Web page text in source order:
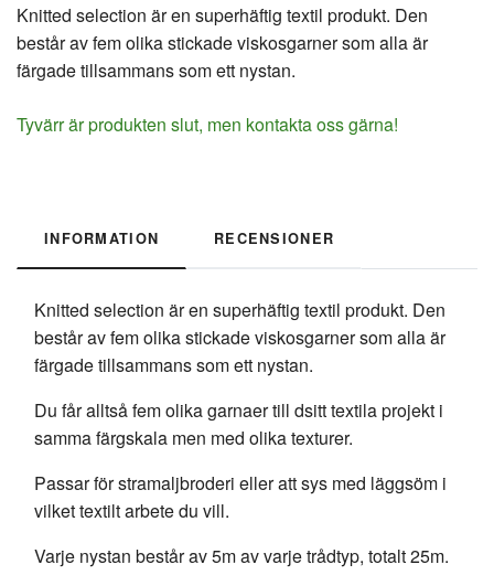
Knitted selection är en superhäftig textil produkt. Den
består av fem olika stickade viskosgarner som alla är
färgade tillsammans som ett nystan.
Tyvärr är produkten slut, men kontakta oss gärna!
INFORMATION RECENSIONER
Knitted selection är en superhäftig textil produkt. Den
består av fem olika stickade viskosgarner som alla är
färgade tillsammans som ett nystan.
Du får alltså fem olika garnaer till dsitt textila projekt i
samma färgskala men med olika texturer.
Passar för stramaljbroderi eller att sys med läggsöm i
vilket textilt arbete du vill.
Varje nystan består av 5m av varje trådtyp, totalt 25m.